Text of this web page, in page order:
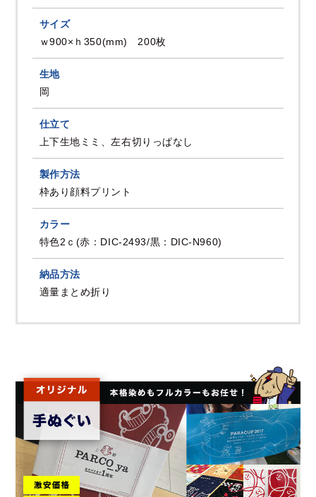
サイズ
ｗ900×ｈ350(mm) 200枚
生地
岡
仕立て
上下生地ミミ、左右切りっぱなし
製作方法
枠あり顔料プリント
カラー
特色2ｃ(赤：DIC-2493/黒：DIC-N960)
納品方法
適量まとめ折り